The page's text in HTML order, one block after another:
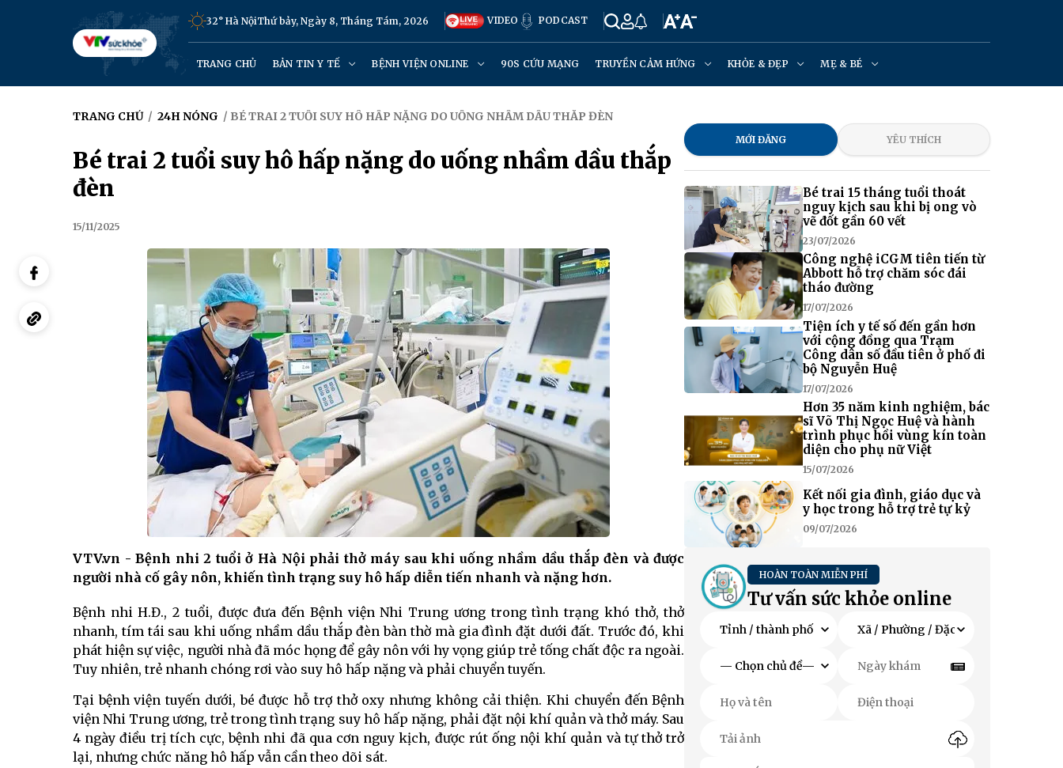
32° Hà NộiThứ bảy, Ngày 8, Tháng Tám, 2026 VIDEO PODCAST
TRANG CHỦ BẢN TIN Y TẾ BỆNH VIỆN ONLINE 90S CỨU MẠNG TRUYỀN CẢM HỨNG KHỎE & ĐẸP MẸ & BÉ
TRANG CHỦ / 24H NÓNG / BÉ TRAI 2 TUỔI SUY HÔ HẤP NẶNG DO UỐNG NHẦM DẦU THẮP ĐÈN
Bé trai 2 tuổi suy hô hấp nặng do uống nhầm dầu thắp
đèn
15/11/2025
VTV.vn - Bệnh nhi 2 tuổi ở Hà Nội phải thở máy sau khi uống nhầm dầu thắp đèn và được
người nhà cố gây nôn, khiến tình trạng suy hô hấp diễn tiến nhanh và nặng hơn.
Bệnh nhi H.Đ., 2 tuổi, được đưa đến Bệnh viện Nhi Trung ương trong tình trạng khó thở, thở
nhanh, tím tái sau khi uống nhầm dầu thắp đèn bàn thờ mà gia đình đặt dưới đất. Trước đó, khi
phát hiện sự việc, người nhà đã móc họng để gây nôn với hy vọng giúp trẻ tống chất độc ra ngoài.
Tuy nhiên, trẻ nhanh chóng rơi vào suy hô hấp nặng và phải chuyển tuyến.
Tại bệnh viện tuyến dưới, bé được hỗ trợ thở oxy nhưng không cải thiện. Khi chuyển đến Bệnh
viện Nhi Trung ương, trẻ trong tình trạng suy hô hấp nặng, phải đặt nội khí quản và thở máy. Sau
4 ngày điều trị tích cực, bệnh nhi đã qua cơn nguy kịch, được rút ống nội khí quản và tự thở trở
lại, nhưng chức năng hô hấp vẫn cần theo dõi sát.
MỚI ĐĂNG YÊU THÍCH
Bé trai 15 tháng tuổi thoát
nguy kịch sau khi bị ong vò
vẽ đốt gần 60 vết
23/07/2026
Công nghệ iCGM tiên tiến từ
Abbott hỗ trợ chăm sóc đái
tháo đường
17/07/2026
Tiện ích y tế số đến gần hơn
với cộng đồng qua Trạm
Công dân số đầu tiên ở phố đi
bộ Nguyễn Huệ
17/07/2026
Hơn 35 năm kinh nghiệm, bác
sĩ Võ Thị Ngọc Huệ và hành
trình phục hồi vùng kín toàn
diện cho phụ nữ Việt
15/07/2026
Kết nối gia đình, giáo dục và
y học trong hỗ trợ trẻ tự kỷ
09/07/2026
HOÀN TOÀN MIỄN PHÍ
Tư vấn sức khỏe online